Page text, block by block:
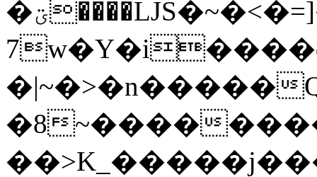
�ؾ����ǇS�~�<�=]����^vz��{{��t�%
�|~�>�n�����
�8~����